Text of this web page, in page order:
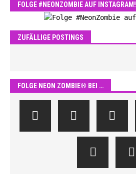
FOLGE #NEONZOMBIE AUF INSTAGRAM!
ZUFÄLLIGE POSTINGS
FOLGE NEON ZOMBIE® BEI …